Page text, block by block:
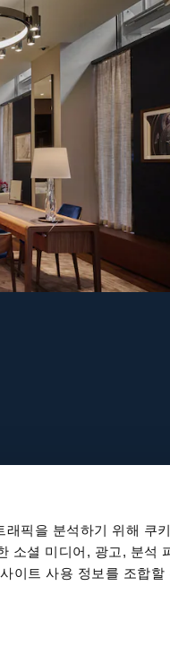
픽을 분석하기 위해 쿠
소셜 미디어, 광고, 분석
이트 사용 정보를 조합할